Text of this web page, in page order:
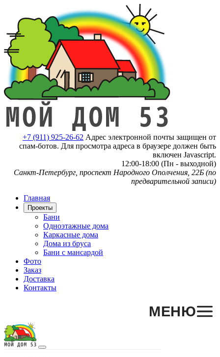
+7 (911) 925-26-62 Адрес электронной почты защищен от
спам-ботов. Для просмотра адреса в браузере должен быть
включен Javascript.
12:00-18:00 (Пн - выходной)
Санкт-Петербург, проспект Народного Ополчения, 22Б (по
предварительной записи)
Главная
Проекты
Бани
Одноэтажные дома
Каркасные дома
Дома из бруса
Бани с мансардой
Фото
Заказ
Доставка
Контакты
МЕНЮ